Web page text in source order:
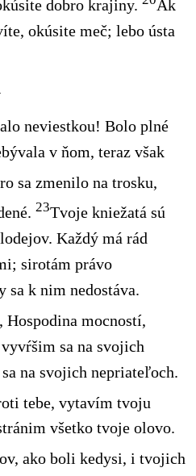
dobro krajiny.
Ak
okúsite meč; lebo ústa
neviestkou! Bolo plné
v ňom, teraz však
sa zmenilo na trosku,
23Tvoje kniežatá sú
Každý má rád
sirotám právo
sa k nim nedostáva.
Hospodina mocností,
sa na svojich
na svojich nepriateľoch.
tebe, vytavím tvoju
všetko tvoje olovo.
ako boli kedysi, i tvojich